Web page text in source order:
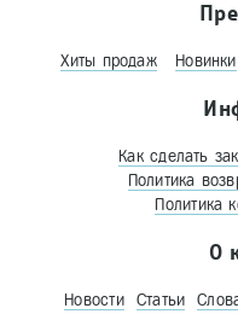
Хиты продаж Новинки
Как сделать
Политика
Политика
О
Новости Статьи